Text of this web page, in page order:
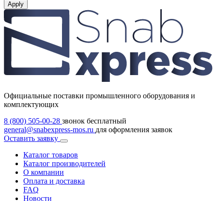
Apply
Официальные поставки промышленного оборудования и
комплектующих
8 (800) 505-00-28 звонок бесплатный
general@snabexpress-mos.ru для оформления заявок
Оставить заявку
Каталог товаров
Каталог производителей
О компании
Оплата и доставка
FAQ
Новости